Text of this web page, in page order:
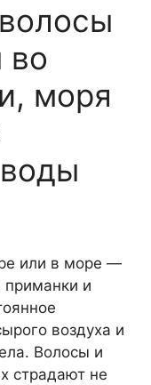
во
моря
или в море —
приманки и
воздуха и
Волосы и
страдают не